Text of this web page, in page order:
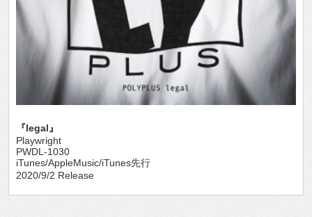
『legal』
Playwright
PWDL-1030
iTunes/AppleMusic/iTunes先行
2020/9/2 Release